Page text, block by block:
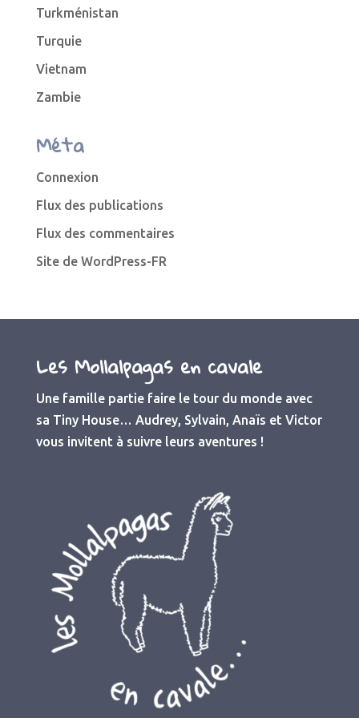
Turkménistan
Turquie
Vietnam
Zambie
Méta
Connexion
Flux des publications
Flux des commentaires
Site de WordPress-FR
Les Mollalpagas en cavale
Une famille partie faire le tour du monde avec
sa Tiny House… Audrey, Sylvain, Anaïs et Victor
vous invitent à suivre leurs aventures !